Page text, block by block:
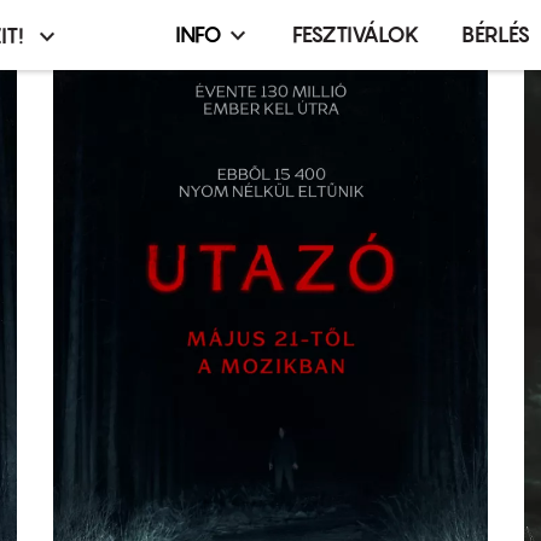
Infó,
esemény,
menü
INFO FESZTIVÁLOK BÉRLÉS